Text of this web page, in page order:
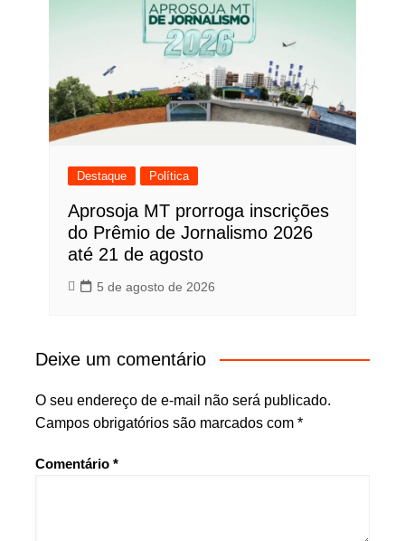
Destaque Política
Aprosoja MT prorroga inscrições
do Prêmio de Jornalismo 2026
até 21 de agosto
5 de agosto de 2026
Deixe um comentário
O seu endereço de e-mail não será publicado.
Campos obrigatórios são marcados com *
Comentário *